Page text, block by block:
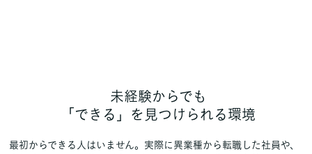
未経験からでも
「できる」を見つけられる環境
最初からできる人はいません。実際に異業種から転職した社員や、